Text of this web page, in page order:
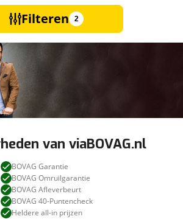
Filteren 2
van viaBOVAG.nl
BOVAG Garantie
BOVAG Omruilgarantie
BOVAG Afleverbeurt
BOVAG 40-Puntencheck
Heldere all-in prijzen